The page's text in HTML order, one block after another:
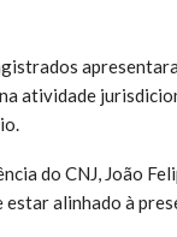
atividade
do CNJ, João
alinhado à